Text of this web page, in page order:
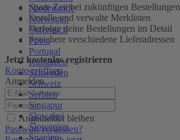
Niederlande
Norwegen
Österreich
Polen
Portugal
Rumänien
Schweden
Schweiz
Serbien
Singapur
Slowakei
Slowenien
Spanien
Spare Zeit bei zukünftigen Bestellungen
Erstelle und verwalte Merklisten
Verfolge deine Bestellungen im Detail
Speichere verschiedene Lieferadressen
Jetzt kostenlos registrieren
Konto eröffnen
Anmelden
Angemeldet bleiben
Passwort vergessen?